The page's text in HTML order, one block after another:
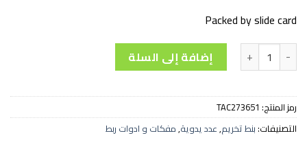
Packed by slide card
كمية طقم أدبتور 3 قطع - TAC273651 إضافة إلى السلة
رمز المنتج: TAC273651
التصنيفات:بنط تخريم,عدد يدوية,مفكات و ادوات ربط